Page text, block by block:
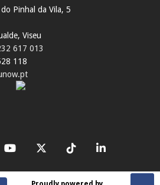
Pinhal da Vila, 5
Viseu
617 013
118